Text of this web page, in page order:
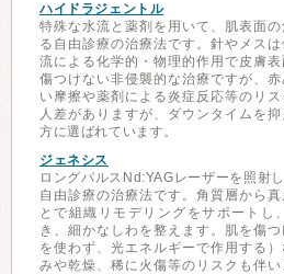
ハイドラジェントル
特殊な水流と薬剤を用いて、肌表面
る自由診療の治療法です。針やメス
流による化学的・物理的作用で皮膚
傷つけない非侵襲的な治療ですが、
い摩擦や薬剤による炎症反応等のリ
人差がありますが、ダウンタイムを
方に選ばれています。
ジェネシス
ロングパルスNd:YAGレーザーを照射
自由診療の治療法です。角質層から
とで組織リモデリングをサポートし
き、細かなしわを整えます。肌を傷
を使わず、光エネルギーで作用する
みや乾燥、稀に火傷等のリスクも伴